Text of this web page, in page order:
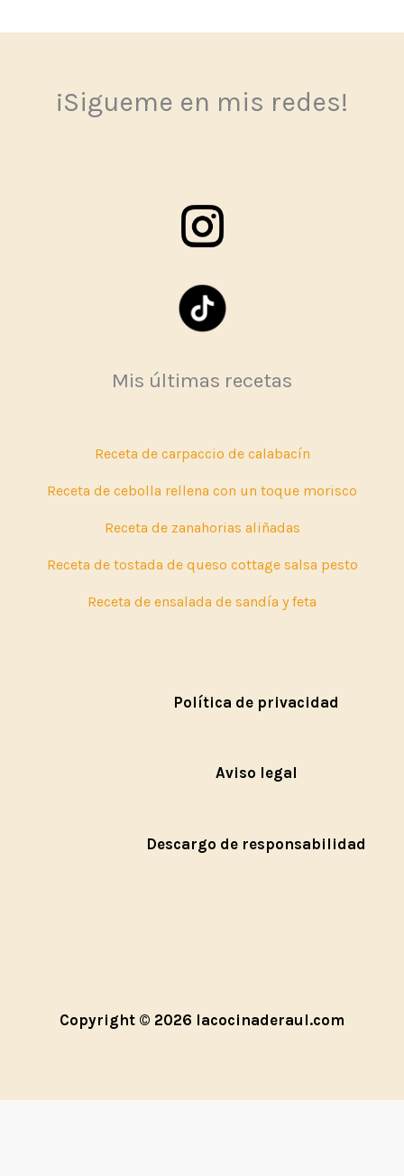
¡Sigueme en mis redes!
Mis últimas recetas
Receta de carpaccio de calabacín
Receta de cebolla rellena con un toque morisco
Receta de zanahorias aliñadas
Receta de tostada de queso cottage salsa pesto
Receta de ensalada de sandía y feta
Política de privacidad
Aviso legal
Descargo de responsabilidad
Copyright © 2026 lacocinaderaul.com